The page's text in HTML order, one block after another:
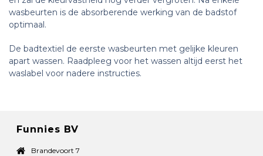
wasbeurten is de absorberende werking van de badstof
optimaal.
De badtextiel de eerste wasbeurten met gelijke kleuren
apart wassen. Raadpleeg voor het wassen altijd eerst het
waslabel voor nadere instructies.
Funnies BV
Brandevoort 7